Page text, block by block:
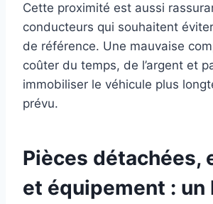
Cette proximité est aussi
conducteurs qui souhaitent
de référence. Une mauvaise
coûter du temps, de l’argent et
immobiliser le véhicule plus
prévu.
Pièces détachées,
et équipement : un